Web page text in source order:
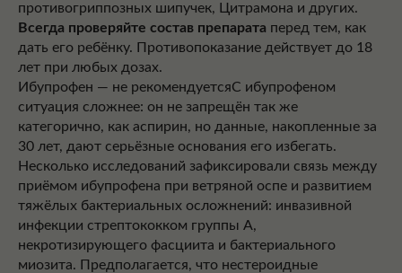
противогриппозных шипучек, Цитрамона и других.
Всегда проверяйте состав препарата перед тем, как
дать его ребёнку. Противопоказание действует до 18
лет при любых дозах.
Ибупрофен — не рекомендуетсяС ибупрофеном
ситуация сложнее: он не запрещён так же
категорично, как аспирин, но данные, накопленные за
30 лет, дают серьёзные основания его избегать.
Несколько исследований зафиксировали связь между
приёмом ибупрофена при ветряной оспе и развитием
тяжёлых бактериальных осложнений: инвазивной
инфекции стрептококком группы А,
некротизирующего фасциита и бактериального
миозита. Предполагается, что нестероидные